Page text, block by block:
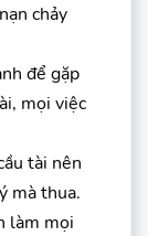
chảy
để gặp
mọi việc
tài nên
mà thua.
làm mọi